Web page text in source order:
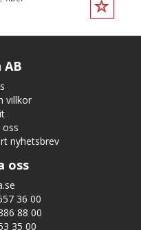
AB
villkor
oss
nyhetsbrev
oss
36 00
88 00
35 00